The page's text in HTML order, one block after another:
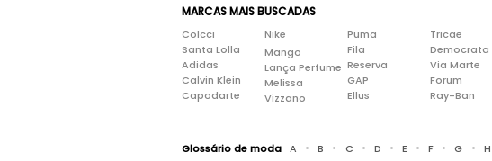
MARCAS MAIS BUSCADAS
Colcci
Santa Lolla
Adidas
Calvin Klein
Capodarte
Nike
Mango
Lança Perfume
Melissa
Vizzano
Puma
Fila
Reserva
GAP
Ellus
Tricae
Democrata
Via Marte
Forum
Ray-Ban
Glossário de moda A • B • C • D • E • F • G • H